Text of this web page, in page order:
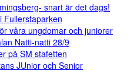
snart är det dags!
Fullerstaparken
våra ungdomar och juniorer
Natti-natti 28/9
på SM stafetten
JUnior och Senior